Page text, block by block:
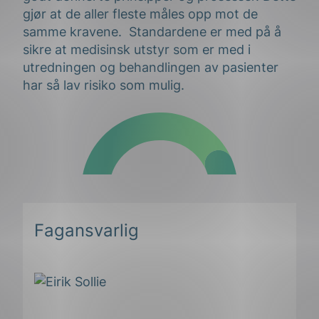
gjør at de aller fleste måles opp mot de
samme kravene. Standardene er med på å
sikre at medisinsk utstyr som er med i
utredningen og behandlingen av pasienter
har så lav risiko som mulig.
Fagansvarlig